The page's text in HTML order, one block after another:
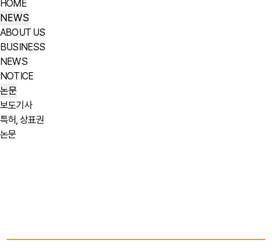
HOME
NEWS
ABOUT US
BUSINESS
NEWS
NOTICE
논문
보도기사
특허, 상표권
논문